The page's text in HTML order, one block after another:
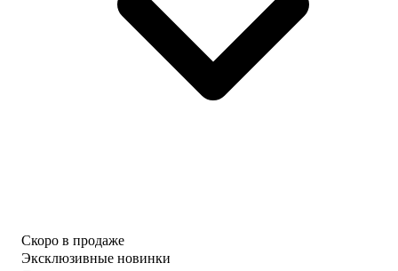
Скоро в продаже
Эксклюзивные новинки